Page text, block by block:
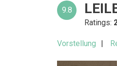
9.8
Ratings:
Vorstellung